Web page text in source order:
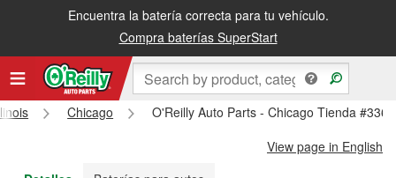
Encuentra la batería correcta para tu vehículo.
Compra baterías SuperStart
Recibe tu orden gratis al día siguiente o recógela en la tienda
Chicago
O'Reilly Auto Parts - Chicago Tienda #3368
View page in English